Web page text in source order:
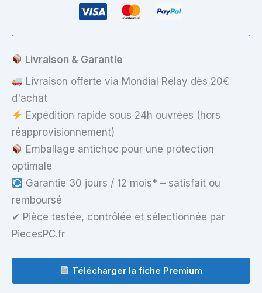
Livraison & Garantie
Livraison offerte via Mondial Relay dès 20€
d'achat
Expédition rapide sous 24h ouvrées (hors
réapprovisionnement)
Emballage antichoc pour une protection
optimale
Garantie 30 jours / 12 mois* – satisfait ou
remboursé
✔ Pièce testée, contrôlée et sélectionnée par
PiecesPC.fr
Télécharger la fiche Premium